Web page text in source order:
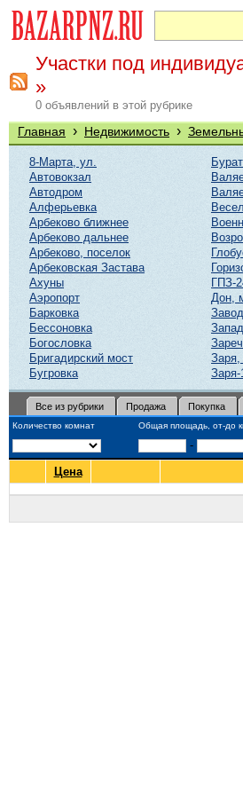
Участки под
»
0 объявлений в этой рубрике
Главная › Недвижимость ›
8-Марта, ул.
Автовокзал
Автодром
Алферьевка
Арбеково ближнее
Арбеково дальнее
Арбеково, поселок
Арбековская Застава
Ахуны
Аэропорт
Барковка
Бессоновка
Богословка
Бригадирский мост
Бугровка
ГПЗ-
Дон,
Заря,
Заря-
Все из рубрики Продажа Покупка
Количество комнат Общая площадь, от-до
-
Цена